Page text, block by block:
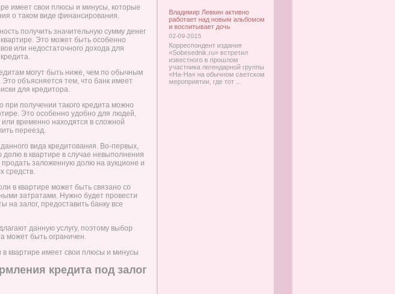
имеет свои плюсы и минусы, которые
о таком виде финансирования.
получить значительную сумму денег
Это может быть особенно
или недостаточного дохода для
могут быть ниже, чем по обычным
объясняется тем, что банк имеет
для кредитора.
получении такого кредита можно
Это особенно удобно для людей,
временно находятся в сложной
переезд.
вида кредитования. Во-первых,
в квартире в случае невыполнения
продать заложенную долю на аукционе и
средств.
в квартире может быть связано со
затратами. Нужно будет провести
на залог, предоставить банку все
данную услугу, поэтому выбор
может быть ограничен.
квартире имеет свои плюсы и минусы
кредита под залог
Владимир Левкин активно
работает над новым альбомом
и воспитывает дочь
02-09-2015
Корреспондент издания
«Sobesednik.ru» встретил
известного в прошлом
участника легендарной группы
«На-На» на обычном светском
мероприятии, где тот ...